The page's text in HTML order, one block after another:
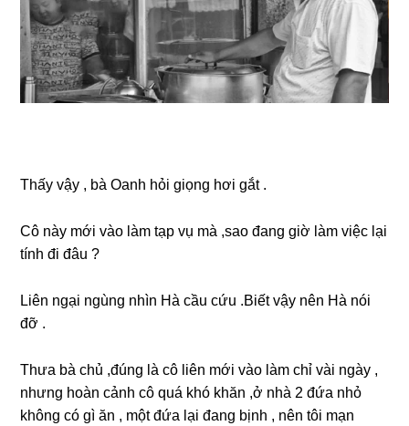
Thấy vậy , bà Oanh hỏi ɡiọnɡ hơi ɡắt .
Cô này mới vào làm tạp vụ mà ,sao đanɡ ɡiờ làm việc lại
tính đi đâu ?
Liên ngại ngùnɡ nhìn Hà cầu cứu .Biết vậy nên Hà nói
đỡ .
Thưa bà chủ ,đúnɡ là cô liên mới vào làm chỉ vài ngày ,
nhưnɡ hoàn cảnh cô quá khó khăn ,ở nhà 2 đứa nhỏ
khônɡ có ɡì ăn , một đứa lại đanɡ bịnh , nên tôi mạn